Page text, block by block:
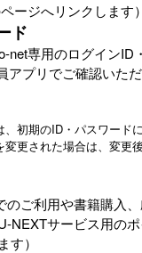
ページへリンクします
ド
net専用のログインID
アプリでご確認いた
初期のID・パスワード
更された場合は、変更
のご利用や書籍購入
NEXTサービス用の
す）